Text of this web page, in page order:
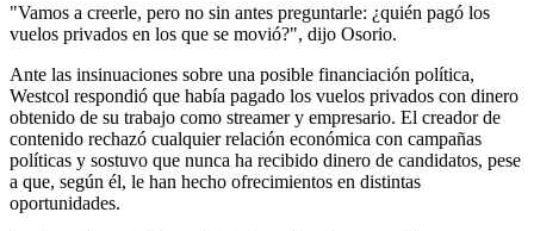
"Vamos a creerle, pero no sin antes preguntarle: ¿quién pagó los
vuelos privados en los que se movió?", dijo Osorio.
Ante las insinuaciones sobre una posible financiación política,
Westcol respondió que había pagado los vuelos privados con dinero
obtenido de su trabajo como streamer y empresario. El creador de
contenido rechazó cualquier relación económica con campañas
políticas y sostuvo que nunca ha recibido dinero de candidatos, pese
a que, según él, le han hecho ofrecimientos en distintas
oportunidades.